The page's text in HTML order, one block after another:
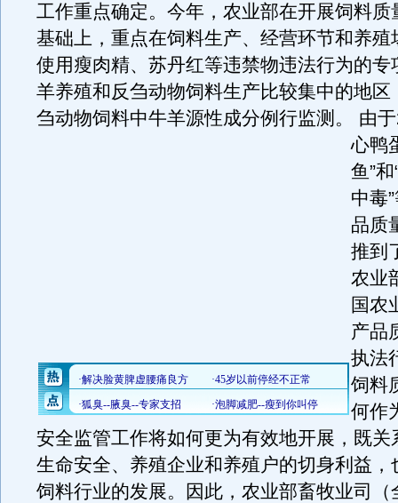
工作重点确定。今年，农业部在开展饲料质
基础上，重点在饲料生产、经营环节和养殖
使用瘦肉精、苏丹红等违禁物违法行为的专
羊养殖和反刍动物饲料生产比较集中的地区
刍动物饲料中牛羊源性成分例行监测。
由
心鸭
鱼”
中毒
品质
推到
农业
国农
产品
执法
饲料
何作
安全监管工作将如何更为有效地开展，既关
生命安全、养殖企业和养殖户的切身利益，
饲料行业的发展。因此，农业部畜牧业司（